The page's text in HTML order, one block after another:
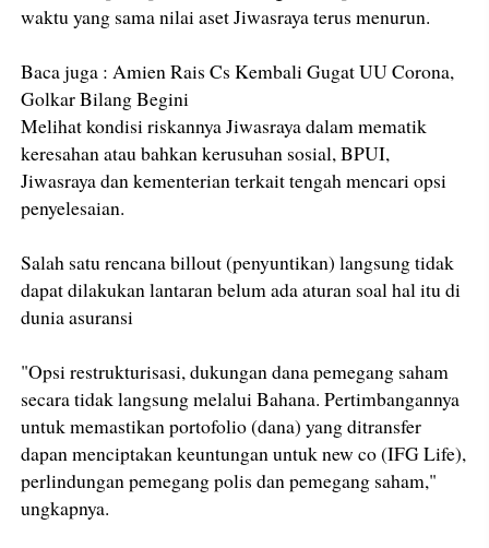
waktu yang sama nilai aset Jiwasraya terus menurun.
Baca juga : Amien Rais Cs Kembali Gugat UU Corona,
Golkar Bilang Begini
Melihat kondisi riskannya Jiwasraya dalam mematik
keresahan atau bahkan kerusuhan sosial, BPUI,
Jiwasraya dan kementerian terkait tengah mencari opsi
penyelesaian.
Salah satu rencana billout (penyuntikan) langsung tidak
dapat dilakukan lantaran belum ada aturan soal hal itu di
dunia asuransi
"Opsi restrukturisasi, dukungan dana pemegang saham
secara tidak langsung melalui Bahana. Pertimbangannya
untuk memastikan portofolio (dana) yang ditransfer
dapan menciptakan keuntungan untuk new co (IFG Life),
perlindungan pemegang polis dan pemegang saham,"
ungkapnya.